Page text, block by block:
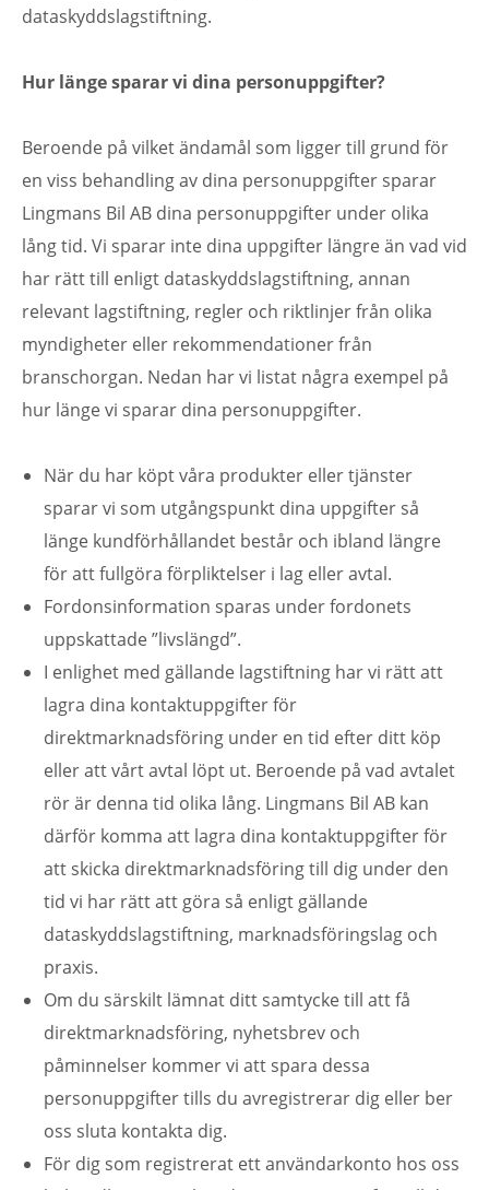
dataskyddslagstiftning.
Hur länge sparar vi dina personuppgifter?
Beroende på vilket ändamål som ligger till grund för
en viss behandling av dina personuppgifter sparar
Lingmans Bil AB dina personuppgifter under olika
lång tid. Vi sparar inte dina uppgifter längre än vad vid
har rätt till enligt dataskyddslagstiftning, annan
relevant lagstiftning, regler och riktlinjer från olika
myndigheter eller rekommendationer från
branschorgan. Nedan har vi listat några exempel på
hur länge vi sparar dina personuppgifter.
När du har köpt våra produkter eller tjänster
sparar vi som utgångspunkt dina uppgifter så
länge kundförhållandet består och ibland längre
för att fullgöra förpliktelser i lag eller avtal.
Fordonsinformation sparas under fordonets
uppskattade ”livslängd”.
I enlighet med gällande lagstiftning har vi rätt att
lagra dina kontaktuppgifter för
direktmarknadsföring under en tid efter ditt köp
eller att vårt avtal löpt ut. Beroende på vad avtalet
rör är denna tid olika lång. Lingmans Bil AB kan
därför komma att lagra dina kontaktuppgifter för
att skicka direktmarknadsföring till dig under den
tid vi har rätt att göra så enligt gällande
dataskyddslagstiftning, marknadsföringslag och
praxis.
Om du särskilt lämnat ditt samtycke till att få
direktmarknadsföring, nyhetsbrev och
påminnelser kommer vi att spara dessa
personuppgifter tills du avregistrerar dig eller ber
oss sluta kontakta dig.
För dig som registrerat ett användarkonto hos oss